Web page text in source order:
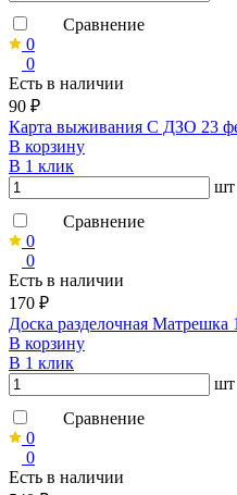
Сравнение
0
0
Есть в наличии
90 ₽
Карта выживания С ДЗО 23
В корзину
В 1 клик
шт
Сравнение
0
0
Есть в наличии
170 ₽
Доска разделочная Матрешка
В корзину
В 1 клик
шт
Сравнение
0
0
Есть в наличии